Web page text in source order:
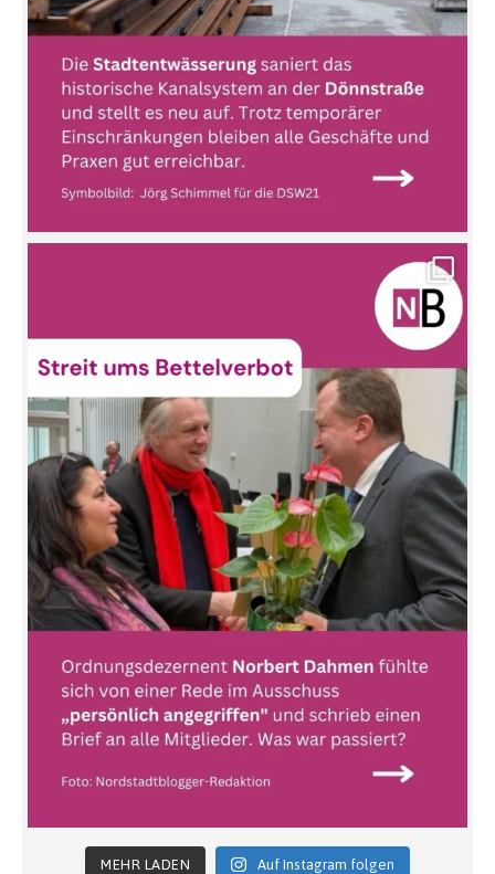
MEHR LADEN Auf Instagram folgen